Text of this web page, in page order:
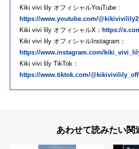
Kiki vivi lily オフィシャルYouTube :
https://www.youtube.com/
Kiki vivi lily オフィシャルX： https://
Kiki vivi lily オフィシャルInstagram：
https://www.instagram.com/
Kiki vivi lily TikTok：
https://www.tiktok.com/
あわせて読みたい関